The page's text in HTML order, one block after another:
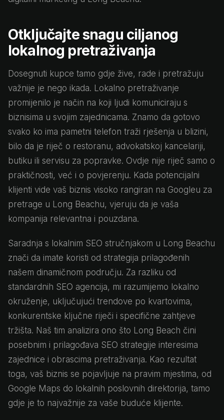
Otključajte snagu ciljanog
lokalnog pretraživanja
Dosegnuti kupce tamo gdje žive, rade i pretražuju
važnije je nego ikada. Lokalno pretraživanje
promijenilo je način na koji ljudi komuniciraju s
biznisima u svojim zajednicama. Znamo da gotovo
svako ko ima pametni telefon traži rješenja u blizini,
bilo da je riječ o restoranu, advokatskoj kancelariji,
butiku ili servisu za popravke. Ovdje nije riječ samo o
praktičnosti, već i o povjerenju. Kada potencijalni
klijenti vide vaš biznis visoko rangiran na Googleu za
pretrage u Long Beachu, vjeruju da je vaša
kompanija relevantna i pouzdana.
Saradnja s lokalnim SEO stručnjakom u Long Beachu
znači da imate koristi od strategija prilagođenih
našem dinamičnom području. Za razliku od
standardnih SEO agencija, mi razumijemo lokalno
okruženje, uključujući trendove po kvartovima,
konkurentske ključne riječi i specifične zahtjeve
tržišta. Naš tim analizira ono što Long Beach čini
posebnim i prilagođava SEO strategije interesima
zajednice i obrascima pretraživanja. Kao rezultat
toga, vaš biznis se pojavljuje na pravim mjestima, od
Google Maps do lokalnih poslovnih direktorija, tamo
gdje je to najvažnije za vaše buduće klijente.